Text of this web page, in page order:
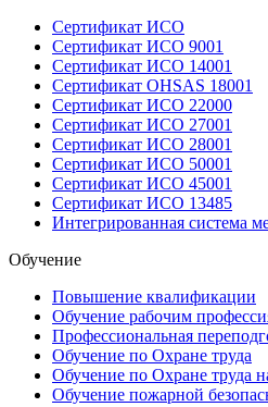
Сертификат ИСО
Сертификат ИСО 9001
Сертификат ИСО 14001
Сертификат OHSAS 18001
Сертификат ИСО 22000
Сертификат ИСО 27001
Сертификат ИСО 28001
Сертификат ИСО 50001
Сертификат ИСО 45001
Сертификат ИСО 13485
Интегрированная система
Обучение
Повышение квалификации
Обучение рабочим
Профессиональная
Обучение по Охране труда
Обучение по Охране труда
Обучение пожарной